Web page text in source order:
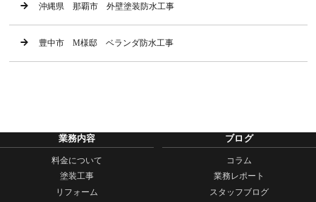
沖縄県 那覇市 外壁塗装防水工事
豊中市 M様邸 ベランダ防水工事
業務内容
料金について
塗装工事
リフォーム
ブログ
コラム
業務レポート
スタッフブログ